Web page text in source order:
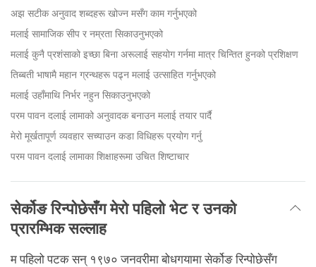
अझ सटीक अनुवाद शब्दहरू खोज्न मसँग काम गर्नुभएको
मलाई सामाजिक सीप र नम्रता सिकाउनुभएको
मलाई कुनै प्रशंसाको इच्छा बिना अरूलाई सहयोग गर्नमा मात्र चिन्तित हुनको प्रशिक्षण
तिब्बती भाषामै महान ग्रन्थहरू पढ्न मलाई उत्साहित गर्नुभएको
मलाई उहाँमाथि निर्भर नहुन सिकाउनुभएको
परम पावन दलाई लामाको अनुवादक बनाउन मलाई तयार पार्दै
मेरो मूर्खतापूर्ण व्यवहार सच्याउन कडा विधिहरू प्रयोग गर्नु
परम पावन दलाई लामाका शिक्षाहरूमा उचित शिष्टाचार
सेर्कोङ रिन्पोछेसँग मेरो पहिलो भेट र उनको
प्रारम्भिक सल्लाह
म पहिलो पटक सन् १९७० जनवरीमा बोधगयामा सेर्कोङ रिन्पोछेसँग